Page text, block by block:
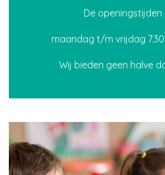
De openingstijden
maandag t/m vrijdag 7.30
Wij bieden geen halve